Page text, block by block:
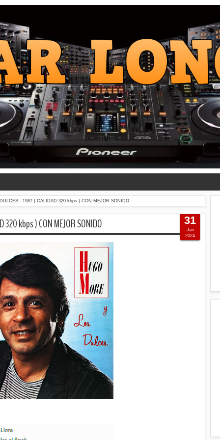
- 1987 ( CALIDAD 320 kbps ) CON MEJOR SONIDO
320 kbps ) CON MEJOR SONIDO 31
Jan
2024